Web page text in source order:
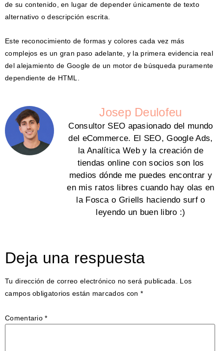
de su contenido, en lugar de depender únicamente de texto
alternativo o descripción escrita.
Este reconocimiento de formas y colores cada vez más
complejos es un gran paso adelante, y la primera evidencia real
del alejamiento de Google de un motor de búsqueda puramente
dependiente de HTML.
Josep Deulofeu
Consultor SEO apasionado del mundo
del eCommerce. El SEO, Google Ads,
la Analítica Web y la creación de
tiendas online con socios son los
medios dónde me puedes encontrar y
en mis ratos libres cuando hay olas en
la Fosca o Griells haciendo surf o
leyendo un buen libro :)
Deja una respuesta
Tu dirección de correo electrónico no será publicada.
Los
campos obligatorios están marcados con *
Comentario*